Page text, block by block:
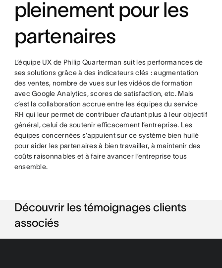
pleinement pour les
partenaires
L’équipe UX de Philip Quarterman suit les performances de
ses solutions grâce à des indicateurs clés : augmentation
des ventes, nombre de vues sur les vidéos de formation
avec Google Analytics, scores de satisfaction, etc. Mais
c’est la collaboration accrue entre les équipes du service
RH qui leur permet de contribuer d’autant plus à leur objectif
général, celui de soutenir efficacement l’entreprise. Les
équipes concernées s’appuient sur ce système bien huilé
pour aider les partenaires à bien travailler, à maintenir des
coûts raisonnables et à faire avancer l’entreprise tous
ensemble.
Découvrir les témoignages clients
associés